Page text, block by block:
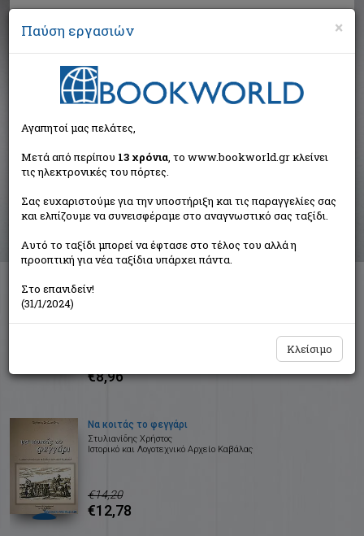
Αναζήτηση
Αποτελέσματα αναζήτησης
Συγγραφέας: Στυλιανίδης Χρήστος Χ. (2 βιβλία)
Ταξινόμηση ανά:
Η Σαρακατσάνισσα
€8,96
Να κοιτάς το φεγγάρι
Στυλιανίδης Χρήστος
Ιστορικό και Λογοτεχνικό Αρχείο Καβάλας
€14,20
€12,78
×
Παύση εργασιών
Αγαπητοί μας πελάτες,
Μετά από περίπου 13 χρόνια, το www.bookworld.gr κλείνει
τις ηλεκτρονικές του πόρτες.
Σας ευχαριστούμε για την υποστήριξη και τις παραγγελίες σας
και ελπίζουμε να συνεισφέραμε στο αναγνωστικό σας ταξίδι.
Αυτό το ταξίδι μπορεί να έφτασε στο τέλος του αλλά η
προοπτική για νέα ταξίδια υπάρχει πάντα.
Στο επανιδείν!
(31/1/2024)
Κλείσιμο